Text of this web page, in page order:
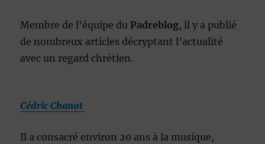
Membre de l’équipe du Padreblog, il y a publié
de nombreux articles décryptant l’actualité
avec un regard chrétien.
Cédric Chanot
Il a consacré environ 20 ans à la musique,